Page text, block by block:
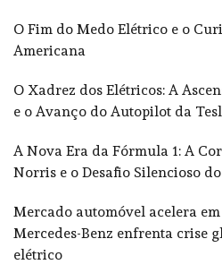
O Fim do Medo Elétrico e o
Americana
O Xadrez dos Elétricos: A
e o Avanço do Autopilot da
A Nova Era da Fórmula 1: A
Norris e o Desafio Silencioso
Mercado automóvel acelera
Mercedes-Benz enfrenta crise
elétrico